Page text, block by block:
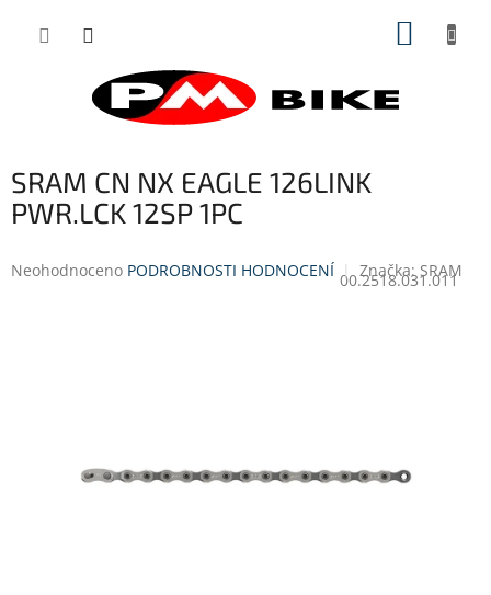
SRAM CN NX EAGLE 126LINK
PWR.LCK 12SP 1PC
00.2518.031.011
Průměrné
Neohodnoceno PODROBNOSTI HODNOCENÍ Značka: SRAM